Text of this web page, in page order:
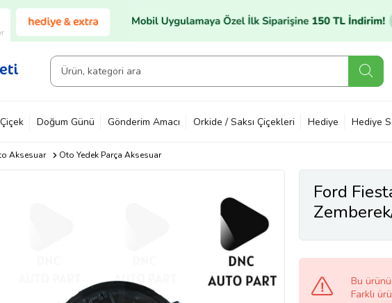
Doğum Günü Gönderim Amacı Orkide / Saksı Çiçekleri Hediye Hediye
Aksesuar Oto Yedek Parça Aksesuar
Ford
Bu
Farklı